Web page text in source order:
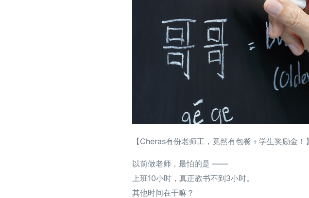
【Cheras有份老师工，竟然有包餐＋学生奖励金！】
以前做老师，最怕的是 ——
上班10小时，真正教书不到3小时。
其他时间在干嘛？